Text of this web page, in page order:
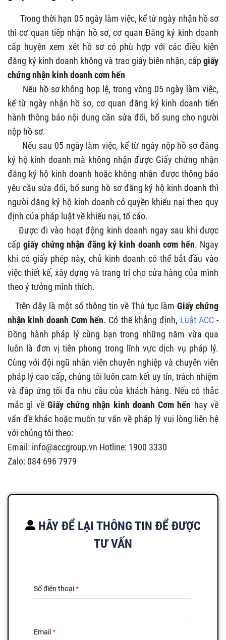
Trong thời hạn 05 ngày làm việc, kể từ ngày nhận hồ sơ
thì cơ quan tiếp nhận hồ sơ, cơ quan Đăng ký kinh doanh
cấp huyện xem xét hồ sơ có phù hợp với các điều kiện
đăng ký kinh doanh không và trao giấy biên nhận, cấp giấy
chứng nhận kinh doanh cơm hến
Nếu hồ sơ không hợp lệ, trong vòng 05 ngày làm việc,
kể từ ngày nhận hồ sơ, cơ quan đăng ký kinh doanh tiến
hành thông báo nội dung cần sửa đổi, bổ sung cho người
nộp hồ sơ.
Nếu sau 05 ngày làm việc, kể từ ngày nộp hồ sơ đăng
ký hộ kinh doanh mà không nhận được Giấy chứng nhận
đăng ký hộ kinh doanh hoặc không nhận được thông báo
yêu cầu sửa đổi, bổ sung hồ sơ đăng ký hộ kinh doanh thì
người đăng ký hộ kinh doanh có quyền khiếu nại theo quy
định của pháp luật về khiếu nại, tố cáo.
Được đi vào hoạt động kinh doanh ngay sau khi được
cấpgiấy chứng nhận đăng ký kinh doanh cơm hến. Ngay
khi có giấy phép này, chủ kinh doanh có thể bắt đầu vào
việc thiết kế, xây dựng và trang trí cho cửa hàng của mình
theo ý tưởng mình thích.
Trên đây là một số thông tin về Thủ tục làm Giấy chứng
nhận kinh doanh Cơm hến. Có thể khẳng định, Luật ACC-
Đồng hành pháp lý cùng bạn trong những năm vừa qua
luôn là đơn vị tiên phong trong lĩnh vực dịch vụ pháp lý.
Cùng với đội ngũ nhân viên chuyên nghiệp và chuyên viên
pháp lý cao cấp, chúng tôi luôn cam kết uy tín, trách nhiệm
và đáp ứng tối đa nhu cầu của khách hàng. Nếu có thắc
mắc gì về Giấy chứng nhận kinh doanh Cơm hến hay về
vấn đề khác hoặc muốn tư vấn về pháp lý vui lòng liên hệ
với chúng tôi theo:
Email: info@accgroup.vn Hotline: 1900 3330
Zalo: 084 696 7979
HÃY ĐỂ LẠI THÔNG TIN ĐỂ ĐƯỢC
TƯ VẤN